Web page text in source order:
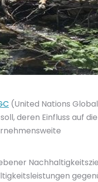
(United Nations
deren Einfluss auf die